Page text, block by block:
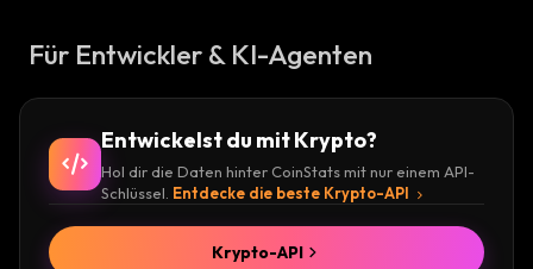
Für Entwickler & KI-Agenten
Entwickelst du mit Krypto?
Hol dir die Daten hinter CoinStats mit nur einem API-
Schlüssel. Entdecke die beste Krypto-API
Krypto-API